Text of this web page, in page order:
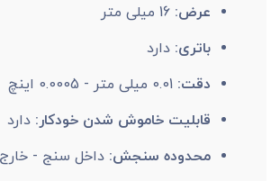
عرض:16 میلی متر
باتری: دارد
دقت: 0.01 میلی متر - 0.0005 اینچ
قابلیت خاموش شدن خودکار: دارد
محدوده سنجش: داخل سنج -